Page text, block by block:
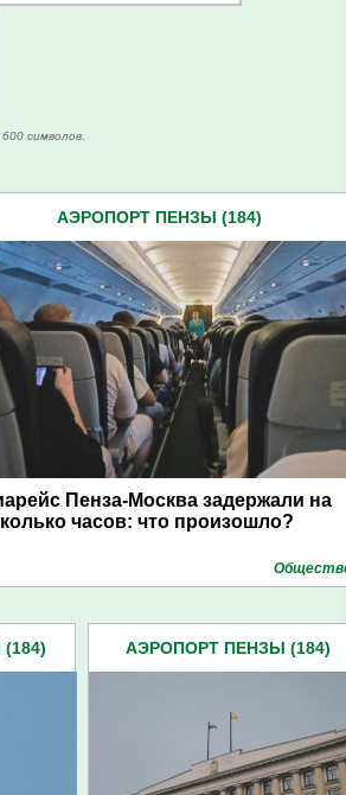
символов.
АЭРОПОРТ ПЕНЗЫ (184)
Пенза-Москва задержали на
часов: что произошло?
АЭРОПОРТ ПЕНЗЫ (184)